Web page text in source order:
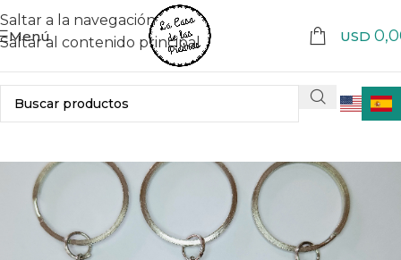
Saltar a la navegación
Saltar al contenido principal
Menú USD